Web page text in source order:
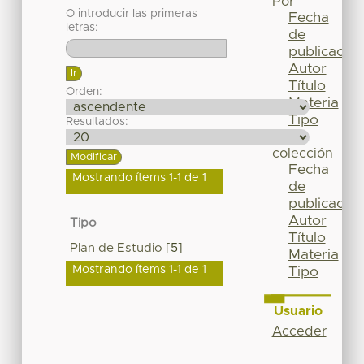
O introducir las primeras
letras:
Orden:
Resultados:
Mostrando ítems 1-1 de 1
Tipo
Plan de Estudio [5]
Mostrando ítems 1-1 de 1
Fecha
de
publicación
Autor
Título
Materia
Tipo
colección
Fecha
de
publicación
Autor
Título
Materia
Tipo
Usuario
Acceder